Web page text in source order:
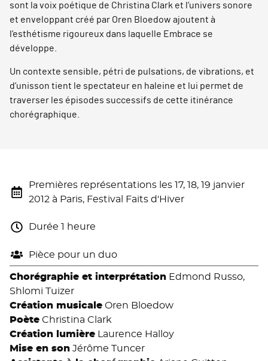
sont la voix poétique de Christina Clark et l’univers sonore
et enveloppant créé par Oren Bloedow ajoutent à
l’esthétisme rigoureux dans laquelle Embrace se
développe.
Un contexte sensible, pétri de pulsations, de vibrations, et
d’unisson tient le spectateur en haleine et lui permet de
traverser les épisodes successifs de cette itinérance
chorégraphique.
Premières représentations les 17, 18, 19 janvier
2012 à Paris, Festival Faits d'Hiver
Durée 1 heure
Pièce pour un duo
Chorégraphie et interprétation Edmond Russo,
Shlomi Tuizer
Création musicale Oren Bloedow
Poète Christina Clark
Création lumière Laurence Halloy
Mise en son Jérôme Tuncer